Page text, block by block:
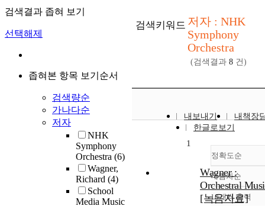
검색결과 좁혀 보기
선택해제
좁혀본 항목 보기순서
검색량순
가나다순
저자
NHK
Symphony
Orchestra (6)
Wagner,
Richard (4)
School
Media Music
검색키워드 저자 : NHK
Symphony
Orchestra
(검색결과 8 건)
내보내기
내책장
한글로보기
정확도순
정확도
순
내림차순
내림차
10개씩 출력
1
Wagner :
Orchestral
[녹음자료]